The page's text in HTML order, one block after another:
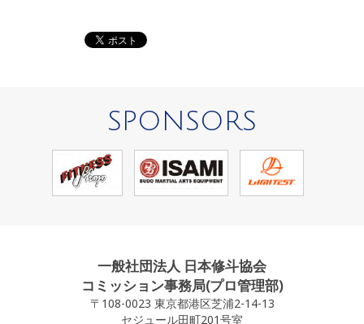
SPONSORS
一般社団法人 日本修斗協会
コミッション事務局(プロ管理部)
〒108-0023 東京都港区芝浦2-14-13
セジュール田町201号室